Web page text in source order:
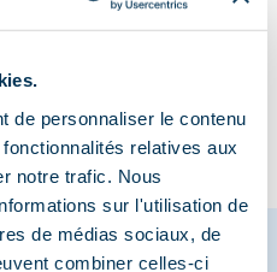
de personnaliser le contenu
relatives aux
notre trafic. Nous
sur l'utilisation de
de médias sociaux, de
combiner celles-ci
à jour le